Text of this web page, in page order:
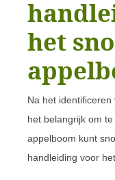
het
Na het
het belangrijk om
appelboom kunt
handleiding voor